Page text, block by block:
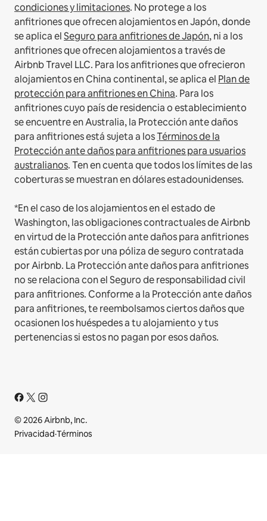
condiciones y limitaciones. No protege a los
anfitriones que ofrecen alojamientos en Japón, donde
se aplica elSeguro para anfitriones de Japón, ni a los
anfitriones que ofrecen alojamientos a través de
Airbnb Travel LLC. Para los anfitriones que ofrecieron
alojamientos en China continental, se aplica el Plan de
protección para anfitriones en China. Para los
anfitriones cuyo país de residencia o establecimiento
se encuentre en Australia, la Protección ante daños
para anfitriones está sujeta a losTérminos de la
Protección ante daños para anfitriones para usuarios
australianos. Ten en cuenta que todos los límites de las
coberturas se muestran en dólares estadounidenses.
*En el caso de los alojamientos en el estado de
Washington, las obligaciones contractuales de Airbnb
en virtud de la Protección ante daños para anfitriones
están cubiertas por una póliza de seguro contratada
por Airbnb. La Protección ante daños para anfitriones
no se relaciona con el Seguro de responsabilidad civil
para anfitriones. Conforme a la Protección ante daños
para anfitriones, te reembolsamos ciertos daños que
ocasionen los huéspedes a tu alojamiento y tus
pertenencias si estos no pagan por esos daños.
© 2026 Airbnb, Inc.
Privacidad·Términos